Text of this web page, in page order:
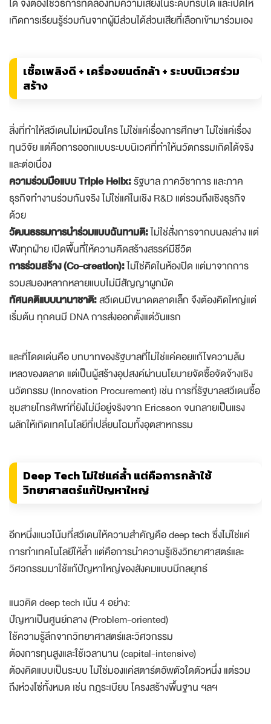
เกิดการเรียนรู้ร่วมกันจากผู้มีส่วนได้ส่วนเสียที่เลือกเข้ามาร่วมเอง
เชื้อเพลิงดี + เครื่องยนต์กล้า + ระบบนิเวศร่วม
สร้าง
สิ่งที่ทำให้สวีเดนไม่เหมือนใคร ไม่ใช่แค่เรื่องการศึกษา ไม่ใช่แค่เรื่อง
ทุนวิจัย แต่คือการออกแบบระบบนิเวศที่ทำให้นวัตกรรมเกิดได้จริง
และต่อเนื่อง
ความร่วมมือแบบ Triple Helix:รัฐบาล ภาควิชาการ และภาค
ธุรกิจทำงานร่วมกันจริง ไม่ใช่แค่ในเชิง R&D แต่รวมถึงเชิงธุรกิจ
ด้วย
วัฒนธรรมการนำร่วมแบบฉันทามติ:ไม่ใช่สั่งการจากบนลงล่าง แต่
ฟังทุกฝ่าย เปิดพื้นที่ให้ความคิดสร้างสรรค์มีชีวิต
การร่วมสร้าง (Co-creation):ไม่ใช่คิดในห้องปิด แต่มาจากการ
รวมสมองหลากหลายแบบไม่มีสัญญาผูกมัด
ทัศนคติแบบนานาชาติ:สวีเดนมีขนาดตลาดเล็ก จึงต้องคิดใหญ่แต่
เริ่มต้น ทุกคนมี DNA การส่งออกตั้งแต่วันแรก
และที่โดดเด่นคือ บทบาทของรัฐบาลที่ไม่ใช่แค่คอยแก้ไขความล้ม
เหลวของตลาด แต่เป็นผู้สร้างอุปสงค์ผ่านนโยบายจัดซื้อจัดจ้างเชิง
นวัตกรรม (Innovation Procurement) เช่น การที่รัฐบาลสวีเดนซื้อ
ชุมสายโทรศัพท์ที่ยังไม่มีอยู่จริงจาก Ericsson จนกลายเป็นแรง
ผลักให้เกิดเทคโนโลยีที่เปลี่ยนโฉมทั้งอุตสาหกรรม
Deep Tech ไม่ใช่แค่ล้ำ แต่คือการกล้าใช้
วิทยาศาสตร์แก้ปัญหาใหญ่
อีกหนึ่งแนวโน้มที่สวีเดนให้ความสำคัญคือ deep tech ซึ่งไม่ใช่แค่
การทำเทคโนโลยีให้ล้ำ แต่คือการนำความรู้เชิงวิทยาศาสตร์และ
วิศวกรรมมาใช้แก้ปัญหาใหญ่ของสังคมแบบมีกลยุทธ์
แนวคิด deep tech เน้น 4 อย่าง:
ปัญหาเป็นศูนย์กลาง (Problem-oriented)
ใช้ความรู้ลึกจากวิทยาศาสตร์และวิศวกรรม
ต้องการทุนสูงและใช้เวลานาน (capital-intensive)
ต้องคิดแบบเป็นระบบ ไม่ใช่มองแค่สตาร์ตอัพตัวใดตัวหนึ่ง แต่รวม
ถึงห่วงโซ่ทั้งหมด เช่น กฎระเบียบ โครงสร้างพื้นฐาน ฯลฯ